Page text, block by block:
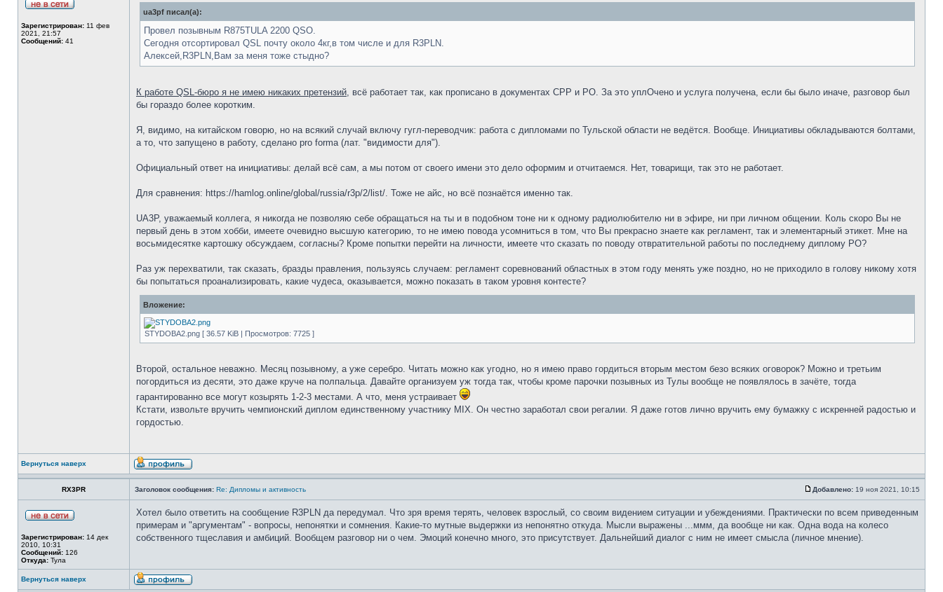
Зарегистрирован: 11 фев
2021, 21:57
Сообщений: 41
ua3pf писал(а):
Провел позывным R875TULA 2200 QSO.
Сегодня отсортировал QSL почту около 4кг,в том числе и для R3PLN.
Алексей,R3PLN,Вам за меня тоже стыдно?
К работе QSL-бюро я не имею никаких претензий, всё работает так, как прописано в документах СРР и РО. За это уплОчено и услуга получена, если бы было иначе, разговор был
бы гораздо более коротким.
Я, видимо, на китайском говорю, но на всякий случай включу гугл-переводчик: работа с дипломами по Тульской области не ведётся. Вообще. Инициативы обкладываются болтами,
а то, что запущено в работу, сделано pro forma (лат. "видимости для").
Официальный ответ на инициативы: делай всё сам, а мы потом от своего имени это дело оформим и отчитаемся. Нет, товарищи, так это не работает.
Для сравнения: https://hamlog.online/global/russia/r3p/2/list/. Тоже не айс, но всё познаётся именно так.
UA3P, уважаемый коллега, я никогда не позволяю себе обращаться на ты и в подобном тоне ни к одному радиолюбителю ни в эфире, ни при личном общении. Коль скоро Вы не
первый день в этом хобби, имеете очевидно высшую категорию, то не имею повода усомниться в том, что Вы прекрасно знаете как регламент, так и элементарный этикет. Мне на
восьмидесятке картошку обсуждаем, согласны? Кроме попытки перейти на личности, имеете что сказать по поводу отвратительной работы по последнему диплому РО?
Раз уж перехватили, так сказать, бразды правления, пользуясь случаем: регламент соревнований областных в этом году менять уже поздно, но не приходило в голову никому хотя
бы попытаться проанализировать, какие чудеса, оказывается, можно показать в таком уровня контесте?
Вложение:
STYDOBA2.png [ 36.57 KiB | Просмотров: 7725 ]
Второй, остальное неважно. Месяц позывному, а уже серебро. Читать можно как угодно, но я имею право гордиться вторым местом безо всяких оговорок? Можно и третьим
погордиться из десяти, это даже круче на полпальца. Давайте организуем уж тогда так, чтобы кроме парочки позывных из Тулы вообще не появлялось в зачёте, тогда
гарантированно все могут козырять 1-2-3 местами. А что, меня устраивает
Кстати, извольте вручить чемпионский диплом единственному участнику MIX. Он честно заработал свои регалии. Я даже готов лично вручить ему бумажку с искренней радостью и
гордостью.
Вернуться наверх
RX3PR Заголовок сообщения: Re: Дипломы и активность Добавлено: 19 ноя 2021, 10:15
Зарегистрирован: 14 дек
2010, 10:31
Сообщений: 126
Откуда: Тула
Хотел было ответить на сообщение R3PLN да передумал. Что зря время терять, человек взрослый, со своим видением ситуации и убеждениями. Практически по всем приведенным
примерам и "аргументам" - вопросы, непонятки и сомнения. Какие-то мутные выдержки из непонятно откуда. Мысли выражены ...ммм, да вообще ни как. Одна вода на колесо
собственного тщеславия и амбиций. Вообщем разговор ни о чем. Эмоций конечно много, это присутствует. Дальнейший диалог с ним не имеет смысла (личное мнение).
Вернуться наверх